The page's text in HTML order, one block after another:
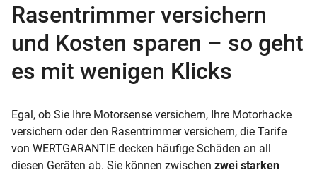
Rasentrimmer versichern
und Kosten sparen – so geht
es mit wenigen Klicks
Egal, ob Sie Ihre Motorsense versichern, Ihre Motorhacke
versichern oder den Rasentrimmer versichern, die Tarife
von WERTGARANTIE decken häufige Schäden an all
diesen Geräten ab. Sie können zwischen zwei starken